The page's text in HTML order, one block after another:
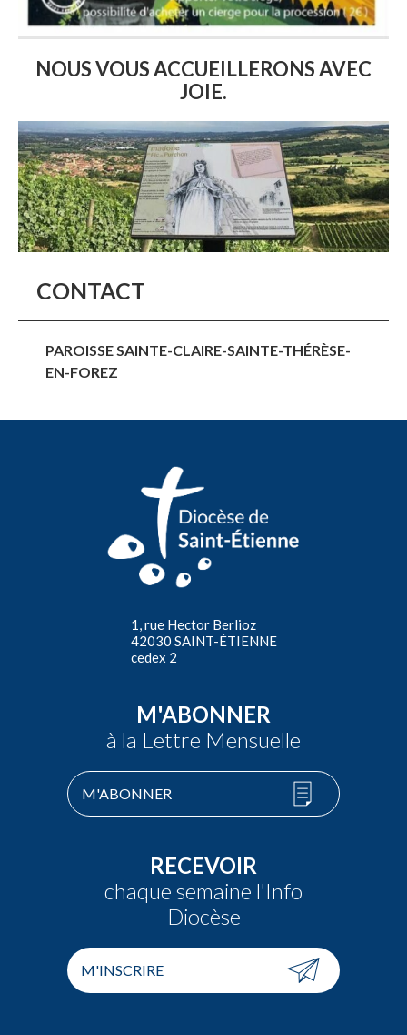
NOUS VOUS ACCUEILLERONS AVEC
JOIE.
CONTACT
PAROISSE SAINTE-CLAIRE-SAINTE-THÉRÈSE-
EN-FOREZ
1, rue Hector Berlioz
42030 SAINT-ÉTIENNE
cedex 2
M'ABONNER
à la Lettre Mensuelle
M'ABONNER
RECEVOIR
chaque semaine l'Info
Diocèse
M'INSCRIRE